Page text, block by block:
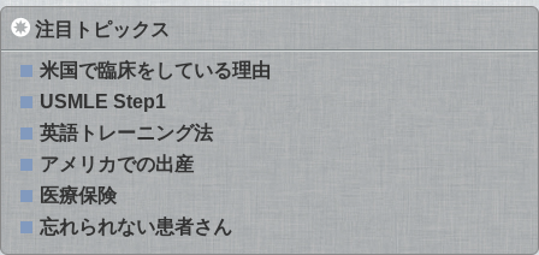
注目トピックス
米国で臨床をしている理由
USMLE Step1
英語トレーニング法
アメリカでの出産
医療保険
忘れられない患者さん